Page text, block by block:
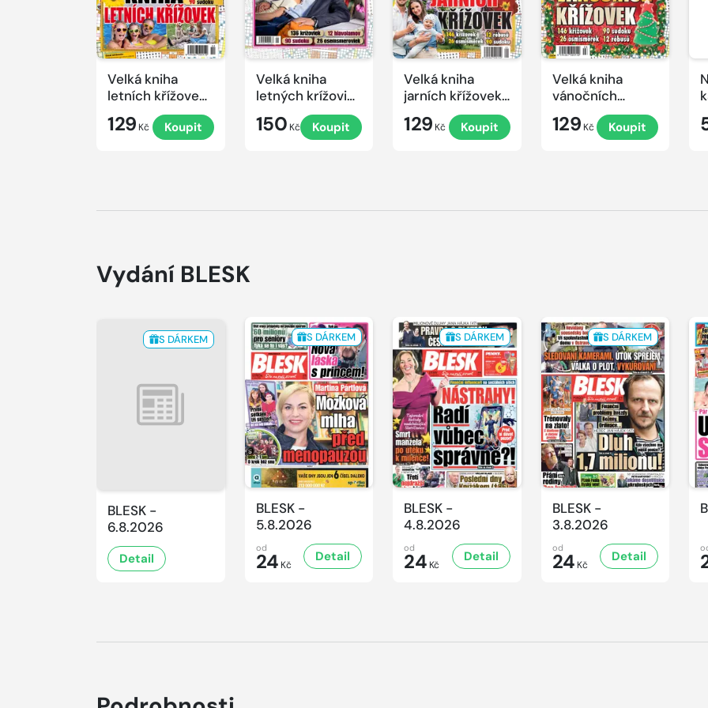
Velká kniha
letních křížovek
129 Kč Koupit
Velká kniha
letných krížoviek
s TV JOJ 2026
150 Kč Koupit
Velká kniha
jarních křížovek
129 Kč Koupit
Velká kniha
vánočních
křížovek 2025
129 Kč Koupit
Vydání BLESK
S DÁRKEM
BLESK -
6.8.2026
Detail
S DÁRKEM
BLESK -
5.8.2026
od
24 Kč
Detail
S DÁRKEM
BLESK -
4.8.2026
od
24 Kč
Detail
S DÁRKEM
BLESK -
3.8.2026
od
24 Kč
Detail